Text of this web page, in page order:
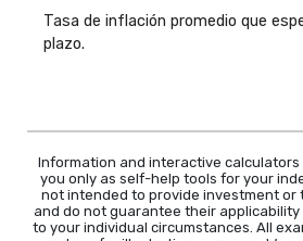
Tasa de inflación promedio que
plazo.
Information and interactive calculators
you only as self-help tools for your
not intended to provide investment or
and do not guarantee their
to your individual circumstances. All